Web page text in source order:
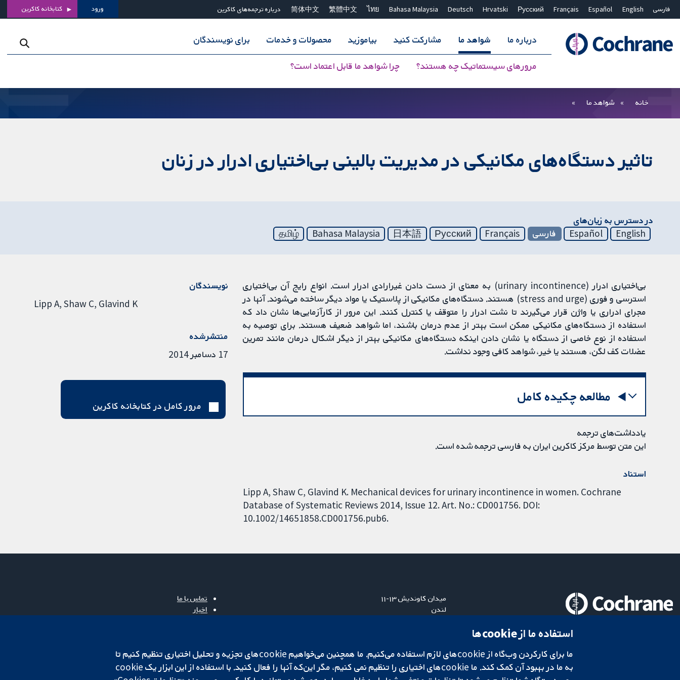
فارسی English
Español
Français
Русский
Hrvatski
Deutsch
Bahasa Malaysia
ไทย
繁體中文
简体中文 درباره ترجمه‌های کاکرین ورود کتابخانه کاکرین
درباره ما شواهد ما
مرورهای سیستماتیک چه هستند؟ چرا شواهد ما قابل اعتماد است؟
مشارکت کنید بیاموزید محصولات و خدمات برای نویسندگان
بستن جستجو ✖
خانه شواهد ما
تاثیر دستگاه‌های مکانیکی در مدیریت بالینی بی‌اختیاری ادرار در زنان
در دسترس به زیان‌های
English
Español فارسی Français
Русский
日本語
Bahasa Malaysia
தமிழ்
بی‌اختیاری ادرار (urinary incontinence) به معنای از دست دادن غیرارادی ادرار است. انواع رایج آن بی‌اختیاری
استرسی و فوری (stress and urge) هستند. دستگاه‌های مکانیکی از پلاستیک یا مواد دیگر ساخته می‌شوند. آنها در
مجرای ادراری یا واژن قرار می‌گیرند تا نشت ادرار را متوقف یا کنترل کنند. این مرور از کارآزمایی‌ها نشان داد که
استفاده از دستگاه‌های مکانیکی ممکن است بهتر از عدم درمان باشند، اما شواهد ضعیف هستند. برای توصیه به
استفاده از نوع خاصی از دستگاه یا نشان دادن اینکه دستگاه‌های مکانیکی بهتر از دیگر اشکال درمان مانند تمرین
عضلات کف لگن، هستند یا خیر، شواهد کافی وجود نداشت.
مطالعه چکیده کامل
یادداشت‌های ترجمه
این متن توسط مرکز کاکرین ایران به فارسی ترجمه شده است.
استناد
Lipp A, Shaw C, Glavind K. Mechanical devices for urinary incontinence in women. Cochrane
Database of Systematic Reviews 2014, Issue 12. Art. No.: CD001756. DOI:
10.1002/14651858.CD001756.pub6.
نویسندگان
Lipp A Shaw C Glavind K
منتشرشده
17 دسامبر 2014
مرور کامل در کتابخانه کاکرین
میدان کاوندیش ۱۳-۱۱
لندن
تماس با ما
اخبار
Cochrane Library
استفاده ما از cookie‌ها
ما برای کارکردن وب‌گاه از cookie‌های لازم استفاده می‌کنیم. ما همچنین می‌خواهیم cookie‌های تجزیه و تحلیل اختیاری تنظیم کنیم تا